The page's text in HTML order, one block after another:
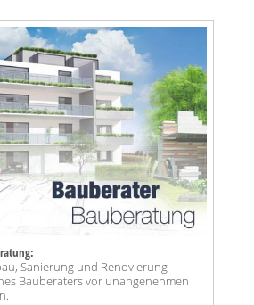
Sanierung und Renovierung
Bauberaters vor unangenehmen